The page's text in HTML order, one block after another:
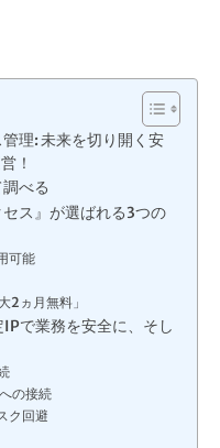
理: 未来を切り開く安
！
べる
セス』が選ばれる3つの
可能
2ヵ月無料」
で業務を安全に、そし
の接続
ク回避